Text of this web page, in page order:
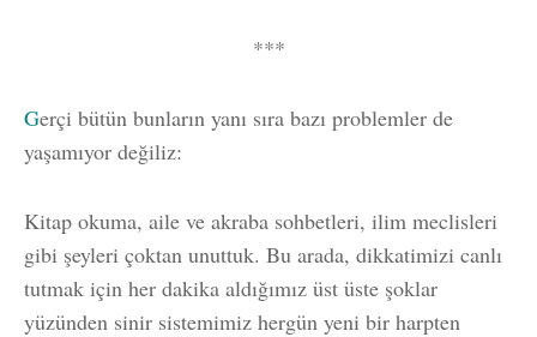
***
Gerçi bütün bunların yanı sıra bazı problemler de
yaşamıyor değiliz:
Kitap okuma, aile ve akraba sohbetleri, ilim meclisleri
gibi şeyleri çoktan unuttuk. Bu arada, dikkatimizi canlı
tutmak için her dakika aldığımız üst üste şoklar
yüzünden sinir sistemimiz hergün yeni bir harpten